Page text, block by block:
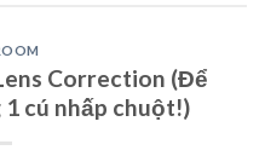
Correction (Để
cú nhấp chuột!)